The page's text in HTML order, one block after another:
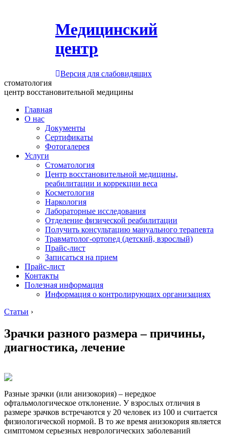
Медицинский
центр
Версия для слабовидящих
стоматология
центр восстановительной медицины
Главная
О нас
Документы
Сертификаты
Фотогалерея
Услуги
Стоматология
Центр восстановительной медицины,
реабилитации и коррекции веса
Косметология
Наркология
Лабораторные исследования
Отделение физической реабилитации
Получить консультацию мануального терапевта
Травматолог-ортопед (детский, взрослый)
Прайс-лист
Записаться на прием
Прайс-лист
Контакты
Полезная информация
Информация о контролирующих организациях
Статьи ›
Зрачки разного размера – причины,
диагностика, лечение
Разные зрачки (или анизокория) – нередкое
офтальмологическое отклонение. У взрослых отличия в
размере зрачков встречаются у 20 человек из 100 и считается
физиологической нормой. В то же время анизокория является
симптомом серьезных неврологических заболеваний